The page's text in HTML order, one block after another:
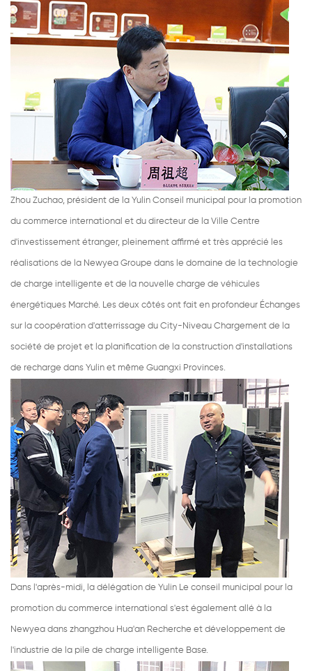
Zhou Zuchao, président de la Yulin Conseil municipal pour la promotion
du commerce international et du directeur de la Ville Centre
d'investissement étranger, pleinement affirmé et très apprécié les
réalisations de la Newyea Groupe dans le domaine de la technologie
de charge intelligente et de la nouvelle charge de véhicules
énergétiques Marché. Les deux côtés ont fait en profondeur Échanges
sur la coopération d'atterrissage du City-Niveau Chargement de la
société de projet et la planification de la construction d'installations
de recharge dans Yulin et même Guangxi Provinces.
Dans l'après-midi, la délégation de Yulin Le conseil municipal pour la
promotion du commerce international s'est également allé à la
Newyea dans zhangzhou Hua'an Recherche et développement de
l'industrie de la pile de charge intelligente Base.